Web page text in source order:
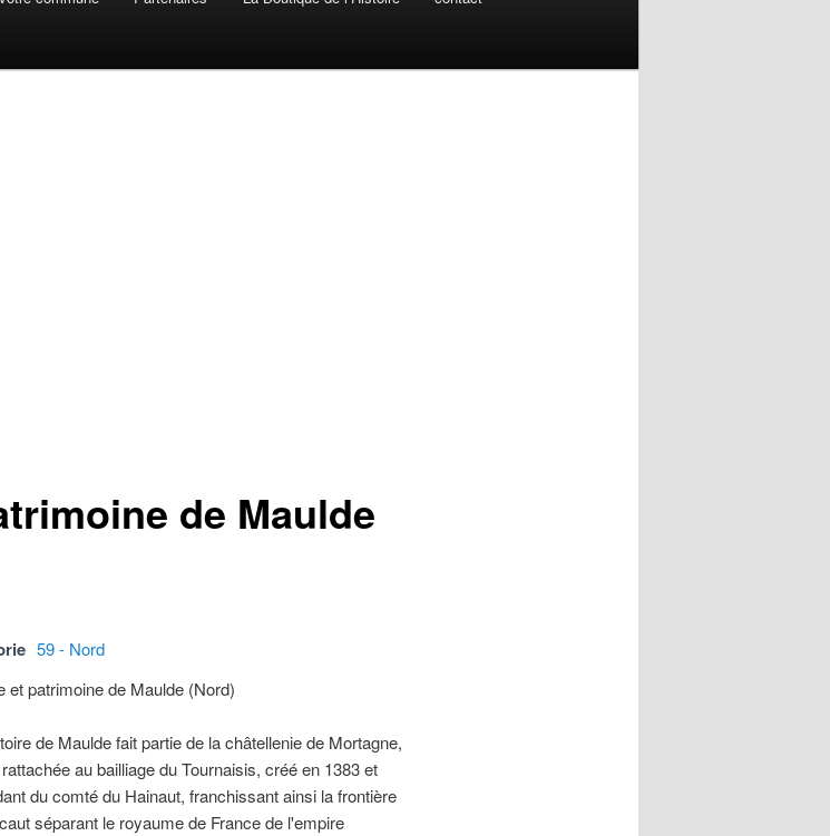
de Maulde
59 - Nord
et patrimoine de Maulde (Nord)
de Maulde fait partie de la châtellenie de Mortagne,
au bailliage du Tournaisis, créé en 1383 et
du comté du Hainaut, franchissant ainsi la frontière
séparant le royaume de France de l'empire